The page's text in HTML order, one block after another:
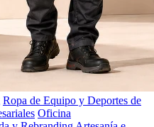
Ropa de Equipo y Deportes de
Oficina